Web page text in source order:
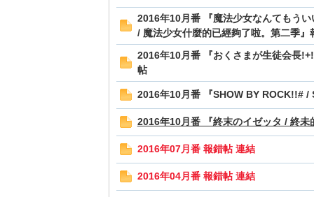
2016年10月番 『魔法少女なんてもう
/ 魔法少女什麼的已經夠了啦。第二季』
2016年10月番 『おくさまが生徒会長
帖
2016年10月番 『SHOW BY ROCK!!# /
2016年10月番 『終末のイゼッタ / 終未
2016年07月番 報錯帖 連結
2016年04月番 報錯帖 連結